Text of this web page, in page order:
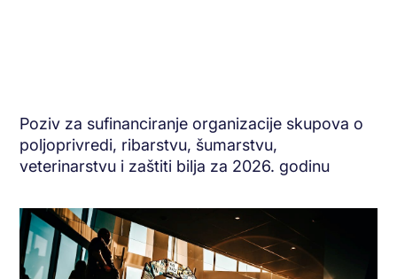
Poziv za sufinanciranje organizacije skupova o
poljoprivredi, ribarstvu, šumarstvu,
veterinarstvu i zaštiti bilja za 2026. godinu